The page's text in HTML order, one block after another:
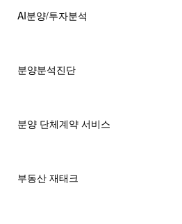
AI분양/투자분석
분양분석진단
분양 단체계약 서비스
부동산 재태크